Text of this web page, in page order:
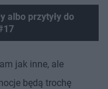
albo przytyły do
jak inne, ale
będą trochę